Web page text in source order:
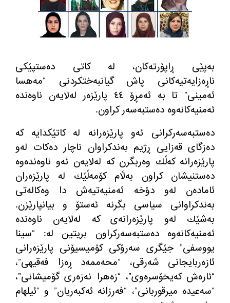
به‌پێی ڕاپۆرته‌كان، له‌ كاتی ده‌ستپێكی
ناڕه‌زایه‌تیه‌كانی پاش گیانبه‌ختكردنی “مه‌هسا
ئه‌مینی” تا به‌ ئه‌مڕۆ ٤٤ پارێزه‌ر له‌لایه‌ن ناوه‌نده‌
ئه‌منیه‌كانه‌وه‌ ده‌ستبه‌سه‌ر كراون.
ده‌ستبه‌سه‌ركرانی ئه‌و پارێزه‌رانه‌ له‌ كاتێكدایه‌ كه‌
ده‌زگای قه‌زایی ڕژیم به‌ندكراوان ناچار ده‌كات له‌و
پارێزه‌رانه‌ كه‌ڵك وه‌ربگرن كه‌ له‌لایه‌ن ئه‌و ناوه‌نده‌وه‌
ده‌ستنیشان كراون به‌ڵام كۆمه‌ڵێك له‌ پارێزه‌ران
ئاماده‌ن له‌و دۆخه‌ ئه‌منیه‌تیه‌ش دا وه‌كاله‌تی
به‌ندكراوانی سیاسی بگرنه‌ ئه‌ستۆ و بیانپارێزن.
به‌شێك له‌و پارێزه‌رانه‌ی كه‌ له‌لایه‌ن ناوه‌نده‌
ئه‌منیه‌كانه‌وه‌ ده‌ستبه‌سه‌ركراون بریتین له‌: “سینا
یووسفی” جێگری سه‌رۆكی كۆمیسیۆنی پارێزه‌رانی
ئازه‌ربایجانی شه‌رقی، “محه‌ممه‌د ڕه‌زا فه‌قیهی”،
“ئاره‌ش كه‌یخۆسره‌وی”، “زه‌هرا نه‌زه‌ری گۆمیشانی”،
“سه‌عیده‌ میرقوربانی”، “فه‌رزانه ئه‌كبه‌ریان” و “ئیلهام